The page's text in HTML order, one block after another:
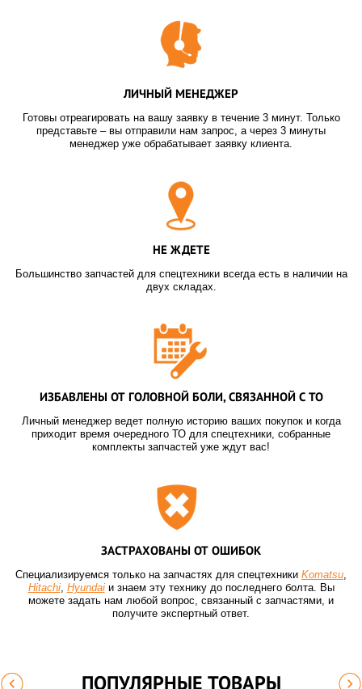
ЛИЧНЫЙ МЕНЕДЖЕР
Готовы отреагировать на вашу заявку в течение 3 минут. Только
представьте – вы отправили нам запрос, а через 3 минуты
менеджер уже обрабатывает заявку клиента.
НЕ ЖДЕТЕ
Большинство запчастей для спецтехники всегда есть в наличии на
двух складах.
ИЗБАВЛЕНЫ ОТ ГОЛОВНОЙ БОЛИ, СВЯЗАННОЙ С ТО
Личный менеджер ведет полную историю ваших покупок и когда
приходит время очередного ТО для спецтехники, собранные
комплекты запчастей уже ждут вас!
ЗАСТРАХОВАНЫ ОТ ОШИБОК
Специализируемся только на запчастях для спецтехники Komatsu,
Hitachi, Hyundaiи знаем эту технику до последнего болта. Вы
можете задать нам любой вопрос, связанный с запчастями, и
получите экспертный ответ.
ПОПУЛЯРНЫЕ ТОВАРЫ